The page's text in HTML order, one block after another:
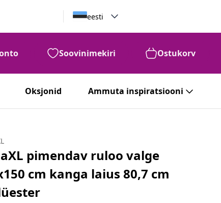
eesti
Soovinimekiri Ostukorv
Oksjonid Ammuta inspiratsiooni
pimendav ruloo valge
cm kanga laius 80,7 cm